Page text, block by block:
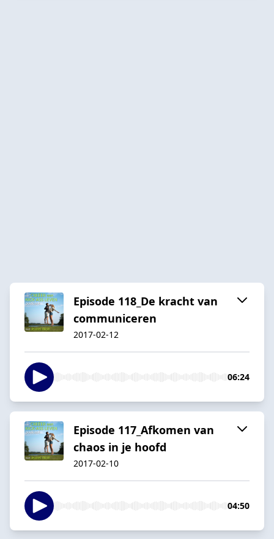
Episode 118_De kracht van
communiceren
2017-02-12
06:24
Episode 117_Afkomen van
chaos in je hoofd
2017-02-10
04:50